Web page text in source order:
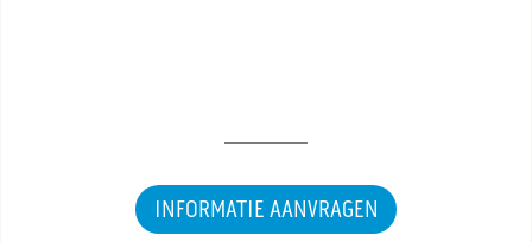
INFORMATIE AANVRAGEN